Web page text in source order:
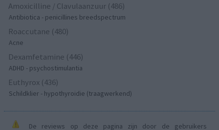
Amoxicilline / Clavulaanzuur (486)
Antibiotica - penicillines breedspectrum
Roaccutane (480)
Acne
Dexamfetamine (446)
ADHD - psychostimulantia
Euthyrox (436)
Schildklier - hypothyroidie (traagwerkend)
De reviews op deze pagina zijn door de gebruikers